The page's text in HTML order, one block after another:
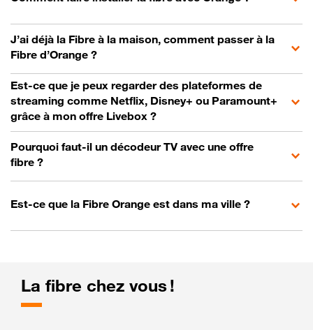
J’ai déjà la Fibre à la maison, comment passer à la
Fibre d’Orange ?
Est-ce que je peux regarder des plateformes de
streaming comme Netflix, Disney+ ou Paramount+
grâce à mon offre Livebox ?
Pourquoi faut-il un décodeur TV avec une offre
fibre ?
Est-ce que la Fibre Orange est dans ma ville ?
La fibre chez vous !